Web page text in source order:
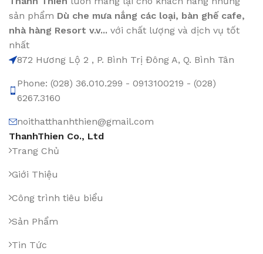
sản phẩm Dù che mưa nắng các loại, bàn ghế cafe,
nhà hàng Resort v.v... với chất lượng và dịch vụ tốt
nhất
872 Hương Lộ 2 , P. Bình Trị Đông A, Q. Bình Tân
Phone: (028) 36.010.299 - 0913100219 - (028)
6267.3160
noithatthanhthien@gmail.com
ThanhThien Co., Ltd
Trang Chủ
Giới Thiệu
Công trình tiêu biểu
Sản Phẩm
Tin Tức